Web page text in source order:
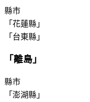
縣市
「 花蓮縣 」
「 台東縣 」
「 離島 」
縣市
「 澎湖縣 」